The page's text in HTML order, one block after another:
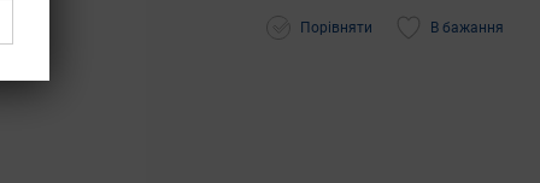
Порівняти В бажання